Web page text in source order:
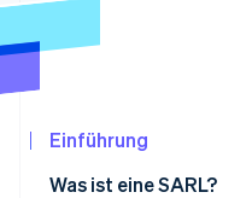
Betrugsprävention
Atlas
Einführung
Was ist eine SARL?